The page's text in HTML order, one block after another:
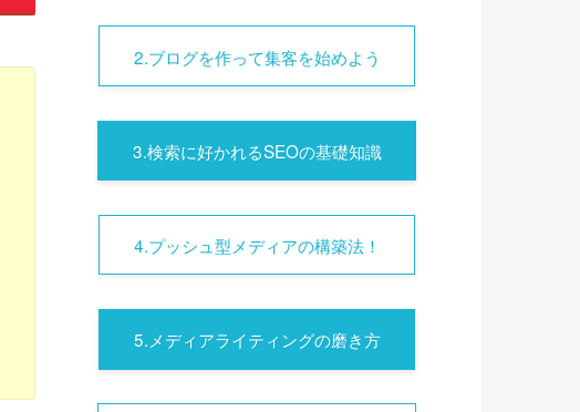
2.ブログを作って集客を始めよう
3.検索に好かれるSEOの基礎知識
4.プッシュ型メディアの構築法！
5.メディアライティングの磨き方